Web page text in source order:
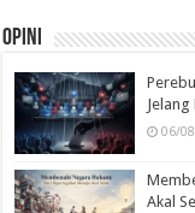
Opini
Jelang
06/
Akal